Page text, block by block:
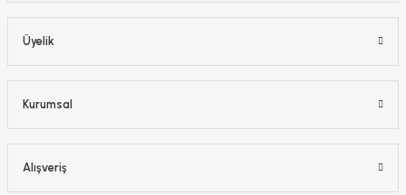
-%22
Üyelik
Kurumsal
Alışveriş